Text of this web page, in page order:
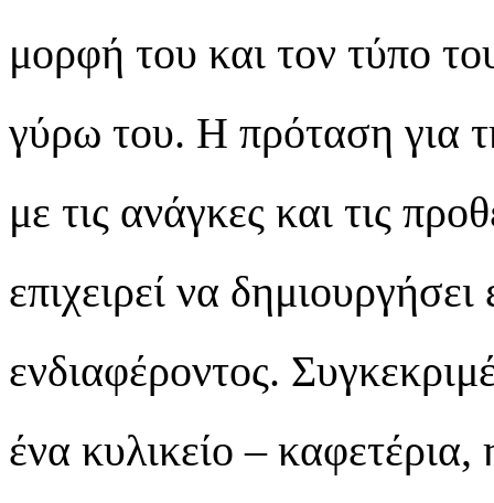
μορφή του και τον τύπο
γύρω του. Η πρόταση για
με τις ανάγκες και τις
επιχειρεί να
ενδιαφέροντος.
ένα κυλικείο – καφετέρια,